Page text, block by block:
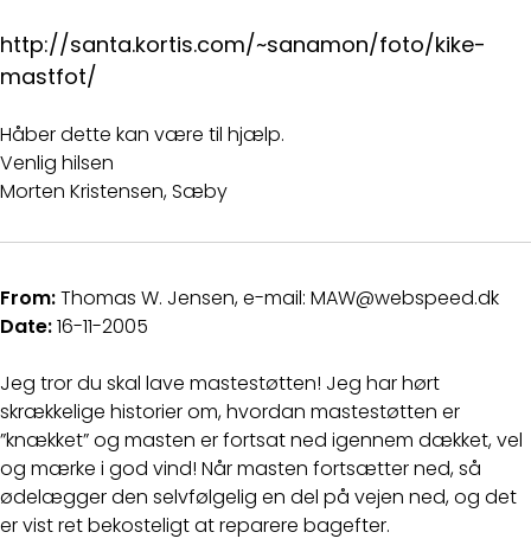
http://santa.kortis.com/~sanamon/foto/kike-
mastfot/
Håber dette kan være til hjælp.
Venlig hilsen
Morten Kristensen, Sæby
From:Thomas W. Jensen, e-mail: MAW@webspeed.dk
Date:16-11-2005
Jeg tror du skal lave mastestøtten! Jeg har hørt
skrækkelige historier om, hvordan mastestøtten er
”knækket” og masten er fortsat ned igennem dækket, vel
og mærke i god vind! Når masten fortsætter ned, så
ødelægger den selvfølgelig en del på vejen ned, og det
er vist ret bekosteligt at reparere bagefter.